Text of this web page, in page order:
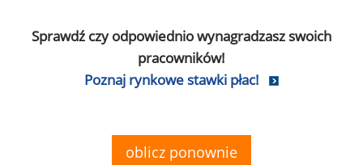
Sprawdź czy odpowiednio wynagradzasz swoich
pracowników!
Poznaj rynkowe stawki płac!
oblicz ponownie